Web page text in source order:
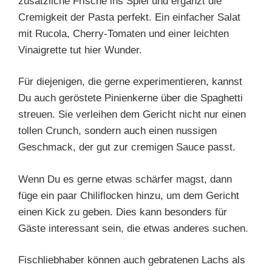
Cremigkeit der Pasta perfekt. Ein einfacher Salat
mit Rucola, Cherry-Tomaten und einer leichten
Vinaigrette tut hier Wunder.
Für diejenigen, die gerne experimentieren, kannst
Du auch geröstete Pinienkerne über die Spaghetti
streuen. Sie verleihen dem Gericht nicht nur einen
tollen Crunch, sondern auch einen nussigen
Geschmack, der gut zur cremigen Sauce passt.
Wenn Du es gerne etwas schärfer magst, dann
füge ein paar Chiliflocken hinzu, um dem Gericht
einen Kick zu geben. Dies kann besonders für
Gäste interessant sein, die etwas anderes suchen.
Fischliebhaber können auch gebratenen Lachs als